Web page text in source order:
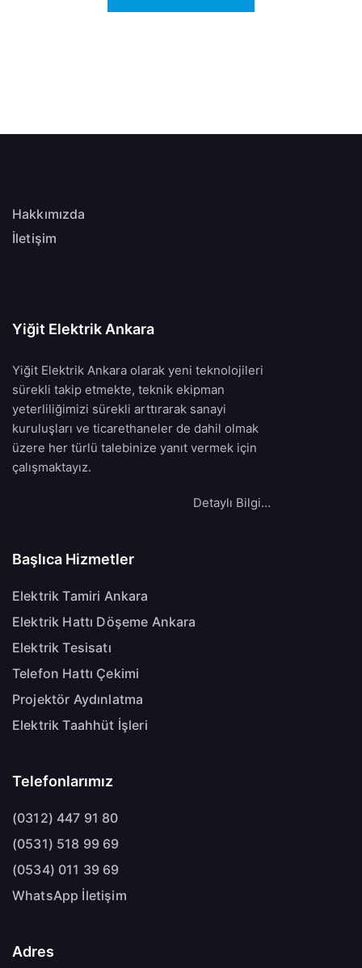
Hakkımızda
İletişim
Yiğit Elektrik Ankara
Yiğit Elektrik Ankara olarak yeni teknolojileri
sürekli takip etmekte, teknik ekipman
yeterliliğimizi sürekli arttırarak sanayi
kuruluşları ve ticarethaneler de dahil olmak
üzere her türlü talebinize yanıt vermek için
çalışmaktayız.
Detaylı Bilgi…
Başlıca Hizmetler
Elektrik Tamiri Ankara
Elektrik Hattı Döşeme Ankara
Elektrik Tesisatı
Telefon Hattı Çekimi
Projektör Aydınlatma
Elektrik Taahhüt İşleri
Telefonlarımız
(0312) 447 91 80
(0531) 518 99 69
(0534) 011 39 69
WhatsApp İletişim
Adres